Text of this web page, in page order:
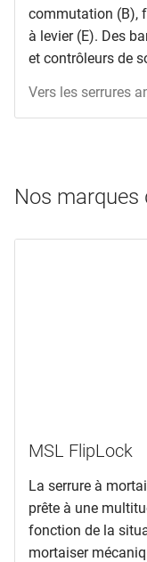
commutation (B),
à levier (E). Des
et contrôleurs de
Vers les serrures
Nos marques
MSL FlipLock
La serrure à
prête à une
fonction de la
mortaiser